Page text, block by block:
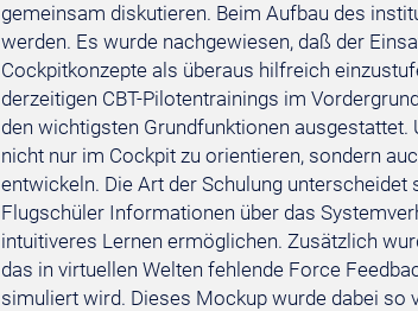
gemeinsam diskutieren. Beim Aufbau des
werden. Es wurde nachgewiesen, daß der
Cockpitkonzepte als überaus hilfreich
derzeitigen CBT-Pilotentrainings im
den wichtigsten Grundfunktionen
nicht nur im Cockpit zu orientieren, sondern
entwickeln. Die Art der Schulung
Flugschüler Informationen über das
intuitiveres Lernen ermöglichen. Zusätzlich
das in virtuellen Welten fehlende Force
simuliert wird. Dieses Mockup wurde dabei so